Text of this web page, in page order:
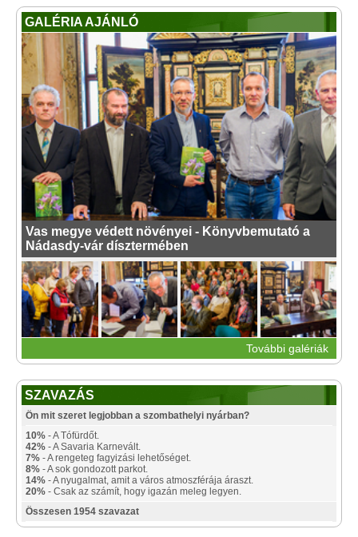
GALÉRIA AJÁNLÓ
Vas megye védett növényei - Könyvbemutató a
Nádasdy-vár dísztermében
További galériák
SZAVAZÁS
Ön mit szeret legjobban a szombathelyi nyárban?
10% - A Tófürdőt.
42% - A Savaria Karnevált.
7% - A rengeteg fagyizási lehetőséget.
8% - A sok gondozott parkot.
14% - A nyugalmat, amit a város atmoszférája áraszt.
20% - Csak az számít, hogy igazán meleg legyen.
Összesen 1954 szavazat